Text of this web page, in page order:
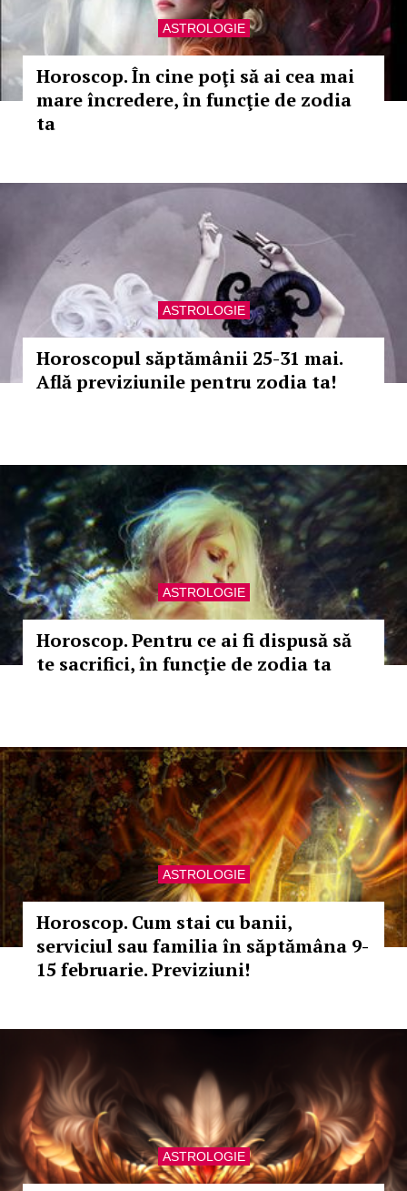
ASTROLOGIE
Horoscop. În cine poţi să ai cea mai
mare încredere, în funcţie de zodia
ta
ASTROLOGIE
Horoscopul săptămânii 25-31 mai.
Află previziunile pentru zodia ta!
ASTROLOGIE
Horoscop. Pentru ce ai fi dispusă să
te sacrifici, în funcţie de zodia ta
ASTROLOGIE
Horoscop. Cum stai cu banii,
serviciul sau familia în săptămâna 9-
15 februarie. Previziuni!
ASTROLOGIE